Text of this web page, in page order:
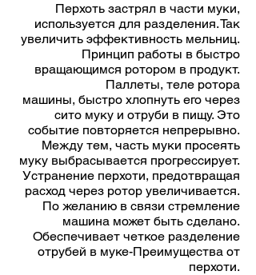
Перхоть застрял в части муки,
используется для разделения. Так
увеличить эффективность мельниц.
Принцип работы в быстро
вращающимся ротором в продукт.
Паллеты, теле ротора
машины, быстро хлопнуть его через
сито муку и отруби в пищу. Это
событие повторяется непрерывно.
Между тем, часть муки просеять
муку выбрасывается прогрессирует.
Устранение перхоти, предотвращая
расход через ротор увеличивается.
По желанию в связи стремление
машина может быть сделано.
Обеспечивает четкое разделение
отрубей в муке-Преимущества от
перхоти.